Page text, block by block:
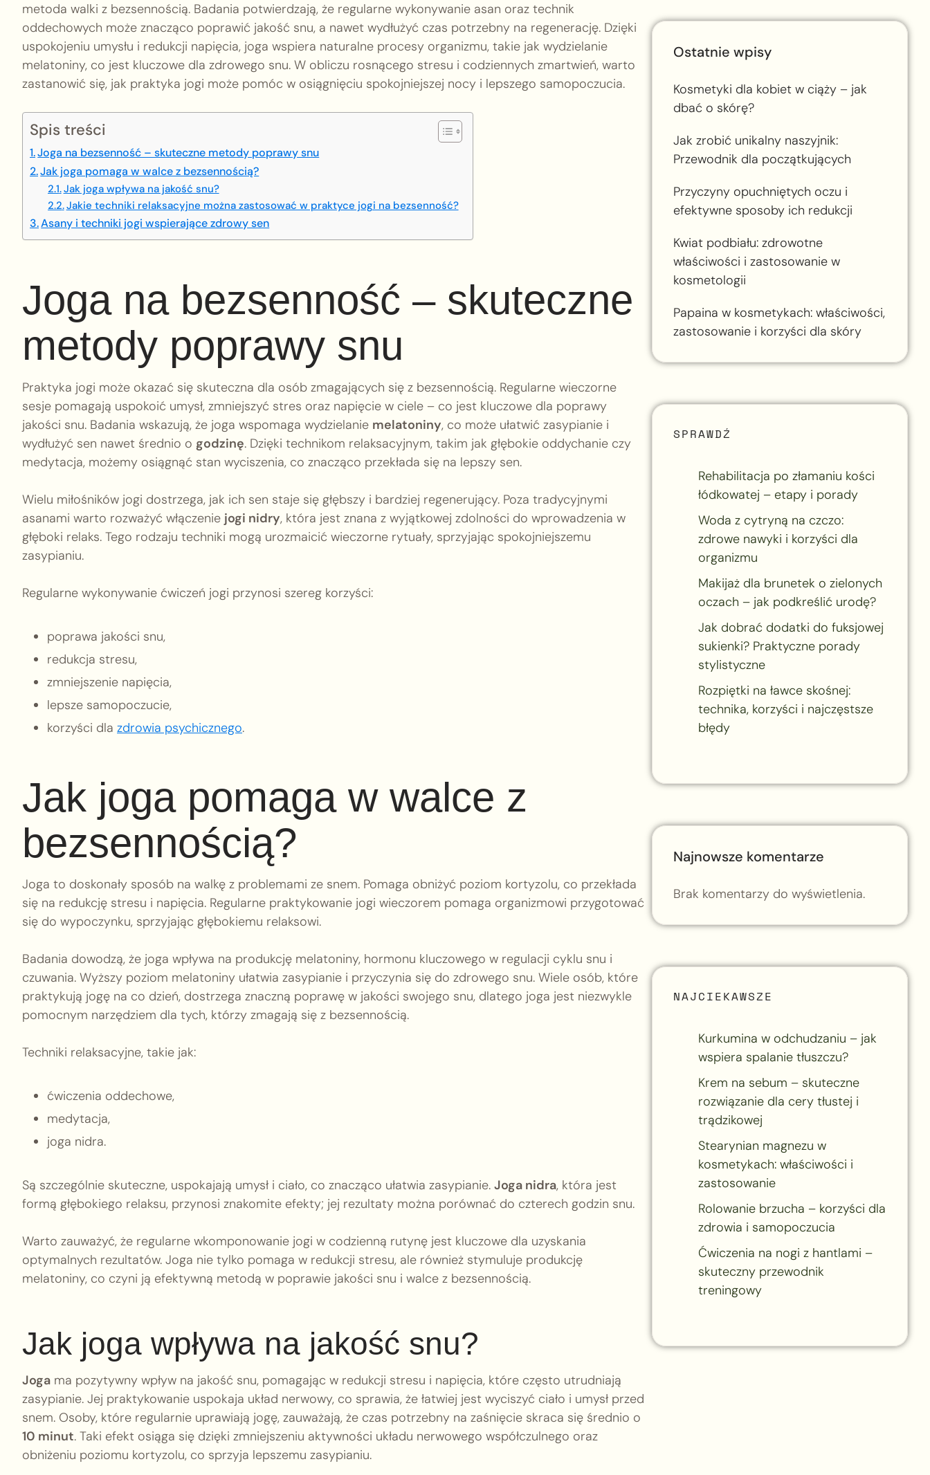
metoda walki z bezsennością. Badania potwierdzają, że regularne wykonywanie asan oraz technik
oddechowych może znacząco poprawić jakość snu, a nawet wydłużyć czas potrzebny na regenerację. Dzięki
uspokojeniu umysłu i redukcji napięcia, joga wspiera naturalne procesy organizmu, takie jak wydzielanie
melatoniny, co jest kluczowe dla zdrowego snu. W obliczu rosnącego stresu i codziennych zmartwień, warto
zastanowić się, jak praktyka jogi może pomóc w osiągnięciu spokojniejszej nocy i lepszego samopoczucia.
Spis treści
Joga na bezsenność – skuteczne metody poprawy snu
Jak joga pomaga w walce z bezsennością?
Jak joga wpływa na jakość snu?
Jakie techniki relaksacyjne można zastosować w praktyce jogi na bezsenność?
Asany i techniki jogi wspierające zdrowy sen
Joga na bezsenność – skuteczne
metody poprawy snu
Praktyka jogi może okazać się skuteczna dla osób zmagających się z bezsennością. Regularne wieczorne
sesje pomagają uspokoić umysł, zmniejszyć stres oraz napięcie w ciele – co jest kluczowe dla poprawy
jakości snu. Badania wskazują, że joga wspomaga wydzielanie melatoniny, co może ułatwić zasypianie i
wydłużyć sen nawet średnio o godzinę. Dzięki technikom relaksacyjnym, takim jak głębokie oddychanie czy
medytacja, możemy osiągnąć stan wyciszenia, co znacząco przekłada się na lepszy sen.
Wielu miłośników jogi dostrzega, jak ich sen staje się głębszy i bardziej regenerujący. Poza tradycyjnymi
asanami warto rozważyć włączenie jogi nidry, która jest znana z wyjątkowej zdolności do wprowadzenia w
głęboki relaks. Tego rodzaju techniki mogą urozmaicić wieczorne rytuały, sprzyjając spokojniejszemu
zasypianiu.
Regularne wykonywanie ćwiczeń jogi przynosi szereg korzyści:
poprawa jakości snu,
redukcja stresu,
zmniejszenie napięcia,
lepsze samopoczucie,
korzyści dla zdrowia psychicznego.
Jak joga pomaga w walce z
bezsennością?
Joga to doskonały sposób na walkę z problemami ze snem. Pomaga obniżyć poziom kortyzolu, co przekłada
się na redukcję stresu i napięcia. Regularne praktykowanie jogi wieczorem pomaga organizmowi przygotować
się do wypoczynku, sprzyjając głębokiemu relaksowi.
Badania dowodzą, że joga wpływa na produkcję melatoniny, hormonu kluczowego w regulacji cyklu snu i
czuwania. Wyższy poziom melatoniny ułatwia zasypianie i przyczynia się do zdrowego snu. Wiele osób, które
praktykują jogę na co dzień, dostrzega znaczną poprawę w jakości swojego snu, dlatego joga jest niezwykle
pomocnym narzędziem dla tych, którzy zmagają się z bezsennością.
Techniki relaksacyjne, takie jak:
ćwiczenia oddechowe,
medytacja,
joga nidra.
Są szczególnie skuteczne, uspokajają umysł i ciało, co znacząco ułatwia zasypianie. Joga nidra, która jest
formą głębokiego relaksu, przynosi znakomite efekty; jej rezultaty można porównać do czterech godzin snu.
Warto zauważyć, że regularne wkomponowanie jogi w codzienną rutynę jest kluczowe dla uzyskania
optymalnych rezultatów. Joga nie tylko pomaga w redukcji stresu, ale również stymuluje produkcję
melatoniny, co czyni ją efektywną metodą w poprawie jakości snu i walce z bezsennością.
Jak joga wpływa na jakość snu?
Joga ma pozytywny wpływ na jakość snu, pomagając w redukcji stresu i napięcia, które często utrudniają
zasypianie. Jej praktykowanie uspokaja układ nerwowy, co sprawia, że łatwiej jest wyciszyć ciało i umysł przed
snem. Osoby, które regularnie uprawiają jogę, zauważają, że czas potrzebny na zaśnięcie skraca się średnio o
10 minut. Taki efekt osiąga się dzięki zmniejszeniu aktywności układu nerwowego współczulnego oraz
obniżeniu poziomu kortyzolu, co sprzyja lepszemu zasypianiu.
Ostatnie wpisy
Kosmetyki dla kobiet w ciąży – jak
dbać o skórę?
Jak zrobić unikalny naszyjnik:
Przewodnik dla początkujących
Przyczyny opuchniętych oczu i
efektywne sposoby ich redukcji
Kwiat podbiału: zdrowotne
właściwości i zastosowanie w
kosmetologii
Papaina w kosmetykach: właściwości,
zastosowanie i korzyści dla skóry
SPRAWDŹ
Rehabilitacja po złamaniu kości
łódkowatej – etapy i porady
Woda z cytryną na czczo:
zdrowe nawyki i korzyści dla
organizmu
Makijaż dla brunetek o zielonych
oczach – jak podkreślić urodę?
Jak dobrać dodatki do fuksjowej
sukienki? Praktyczne porady
stylistyczne
Rozpiętki na ławce skośnej:
technika, korzyści i najczęstsze
błędy
Najnowsze komentarze
Brak komentarzy do wyświetlenia.
NAJCIEKAWSZE
Kurkumina w odchudzaniu – jak
wspiera spalanie tłuszczu?
Krem na sebum – skuteczne
rozwiązanie dla cery tłustej i
trądzikowej
Stearynian magnezu w
kosmetykach: właściwości i
zastosowanie
Rolowanie brzucha – korzyści dla
zdrowia i samopoczucia
Ćwiczenia na nogi z hantlami –
skuteczny przewodnik
treningowy